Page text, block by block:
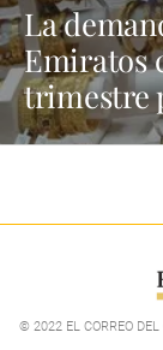
La
Emiratos
trimestre
© 2022 EL CORREO DEL